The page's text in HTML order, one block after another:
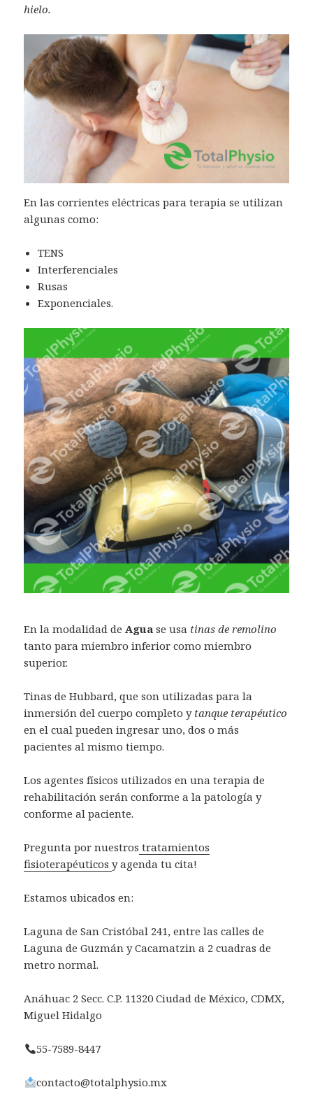
hielo.
En las corrientes eléctricas para terapia se utilizan
algunas como:
TENS
Interferenciales
Rusas
Exponenciales.
En la modalidad deAguase usa tinas de remolino
tanto para miembro inferior como miembro
superior.
Tinas de Hubbard, que son utilizadas para la
inmersión del cuerpo completo y tanque terapéutico
en el cual pueden ingresar uno, dos o más
pacientes al mismo tiempo.
Los agentes físicos utilizados en una terapia de
rehabilitación serán conforme a la patología y
conforme al paciente.
Pregunta por nuestros tratamientos
fisioterapéuticosy agenda tu cita!
Estamos ubicados en:
Laguna de San Cristóbal 241, entre las calles de
Laguna de Guzmán y Cacamatzin a 2 cuadras de
metro normal.
Anáhuac 2 Secc. C.P. 11320 Ciudad de México, CDMX,
Miguel Hidalgo
55-7589-8447
contacto@totalphysio.mx